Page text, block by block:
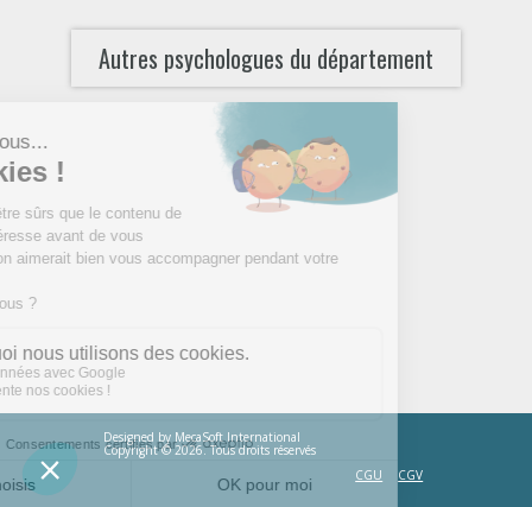
Autres psychologues du département
Designed by MecaSoft International
Copyright © 2026. Tous droits réservés
CGU
CGV